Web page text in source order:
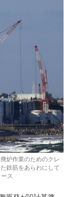
炉作業のためのクレ
鉄筋をあらわにして
ス